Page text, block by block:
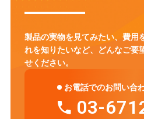
製品の実物を見てみたい、費用
れを知りたいなど、
どんなご要
せください。
お電話でのお問い合
03-